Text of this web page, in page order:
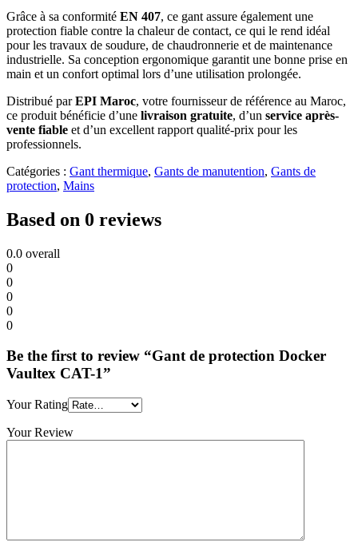
Grâce à sa conformité EN 407, ce gant assure également une
protection fiable contre la chaleur de contact, ce qui le rend idéal
pour les travaux de soudure, de chaudronnerie et de maintenance
industrielle. Sa conception ergonomique garantit une bonne prise en
main et un confort optimal lors d’une utilisation prolongée.
Distribué parEPI Maroc, votre fournisseur de référence au Maroc,
ce produit bénéficie d’une livraison gratuite, d’un service après-
vente fiable et d’un excellent rapport qualité-prix pour les
professionnels.
Catégories : Gant thermique, Gants de manutention, Gants de
protection, Mains
Based on 0 reviews
0.0 overall
0
0
0
0
0
Be the first to review “Gant de protection Docker
Vaultex CAT-1”
Your Rating
Your Review